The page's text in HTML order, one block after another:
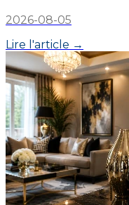
2026-08-05
Lire l'article →